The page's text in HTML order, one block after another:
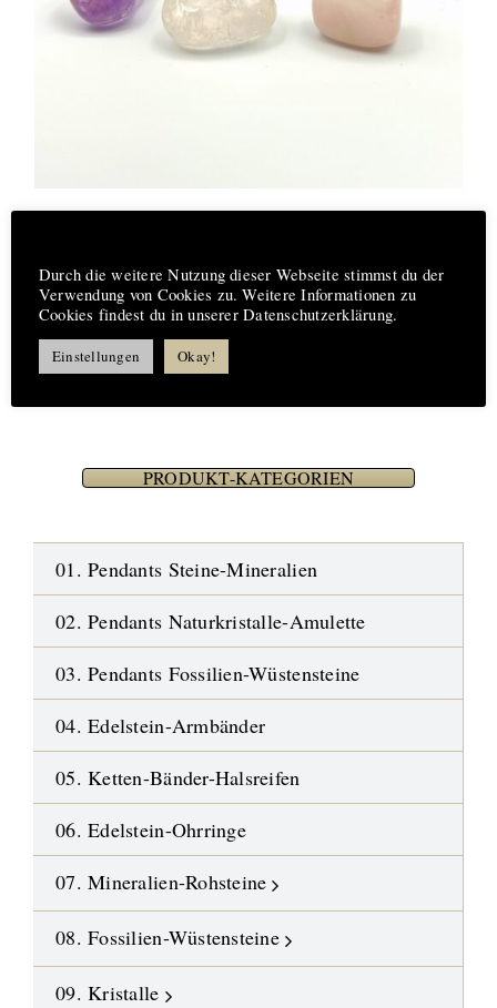
Basismischung zur Wasseraufbereitung mit
€15,00
PRODUKT-KATEGORIEN
01. Pendants Steine-Mineralien
02. Pendants Naturkristalle-Amulette
03. Pendants Fossilien-Wüstensteine
04. Edelstein-Armbänder
05. Ketten-Bänder-Halsreifen
06. Edelstein-Ohrringe
07. Mineralien-Rohsteine
08. Fossilien-Wüstensteine
09. Kristalle
Durch die weitere Nutzung dieser Webseite stimmst du der
Verwendung von Cookies zu. Weitere Informationen zu
Cookies findest du in unserer Datenschutzerklärung.
Einstellungen Okay!